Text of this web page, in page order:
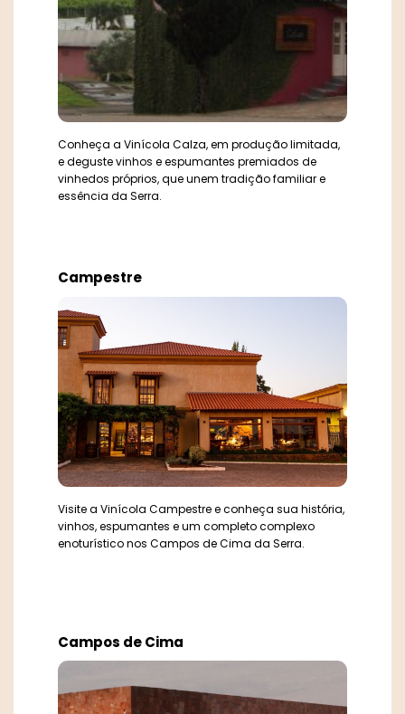
Conheça a Vinícola Calza, em produção limitada,
e deguste vinhos e espumantes premiados de
vinhedos próprios, que unem tradição familiar e
essência da Serra.
Campestre
Visite a Vinícola Campestre e conheça sua história,
vinhos, espumantes e um completo complexo
enoturístico nos Campos de Cima da Serra.
Campos de Cima